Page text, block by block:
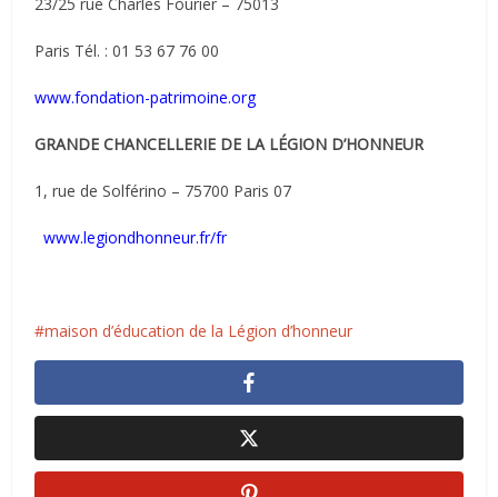
Paris Tél. : 01 53 67 76 00
www.fondation-patrimoine.org
GRANDE CHANCELLERIE DE LA LÉGION D’HONNEUR
1, rue de Solférino – 75700 Paris 07
www.legiondhonneur.fr/fr
maison d’éducation de la Légion d’honneur